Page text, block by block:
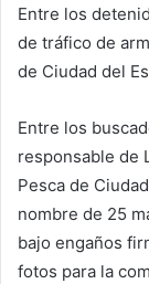
Entre los
de tráfico de
de Ciudad del
Entre los
responsable de
Pesca de
nombre de 25
bajo engaños
fotos para la